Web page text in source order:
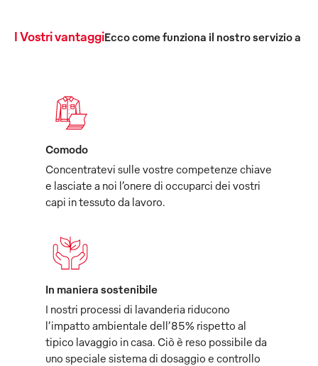
I Vostri vantaggiEcco come funziona il nostro servizio a
Comodo
Concentratevi sulle vostre competenze chiave
e lasciate a noi l’onere di occuparci dei vostri
capi in tessuto da lavoro.
In maniera sostenibile
I nostri processi di lavanderia riducono
l’impatto ambientale dell’85% rispetto al
tipico lavaggio in casa. Ciò è reso possibile da
uno speciale sistema di dosaggio e controllo